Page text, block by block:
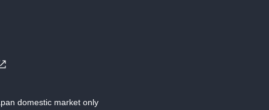
domestic market only